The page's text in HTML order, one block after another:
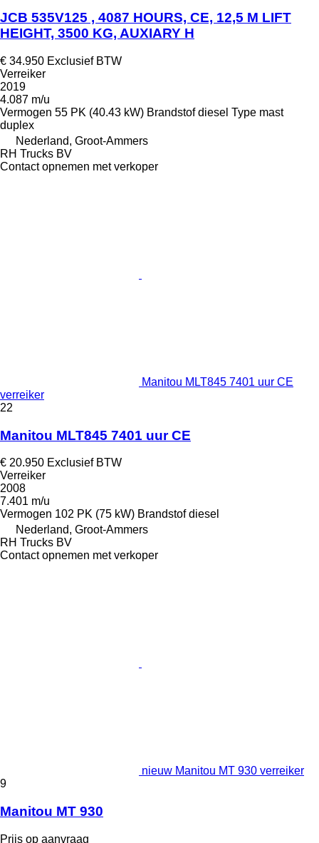
JCB 535V125 , 4087 HOURS, CE, 12,5 M LIFT
HEIGHT, 3500 KG, AUXIARY H
€ 34.950 Exclusief BTW
Verreiker
2019
4.087 m/u
Vermogen 55 PK (40.43 kW) Brandstof diesel Type mast
duplex
Nederland, Groot-Ammers
RH Trucks BV
Contact opnemen met verkoper
Manitou MLT845 7401 uur CE
verreiker
22
Manitou MLT845 7401 uur CE
€ 20.950 Exclusief BTW
Verreiker
2008
7.401 m/u
Vermogen 102 PK (75 kW) Brandstof diesel
Nederland, Groot-Ammers
RH Trucks BV
Contact opnemen met verkoper
nieuw Manitou MT 930 verreiker
9
Manitou MT 930
Prijs op aanvraag